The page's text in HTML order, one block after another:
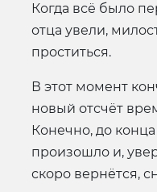
Когда всё было
отца увели,
проститься.
В этот момент
новый отсчёт
Конечно, до
произошло и,
скоро вернётся,